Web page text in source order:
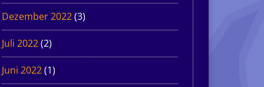
Dezember 2022(3)
Juli 2022(2)
Juni 2022(1)